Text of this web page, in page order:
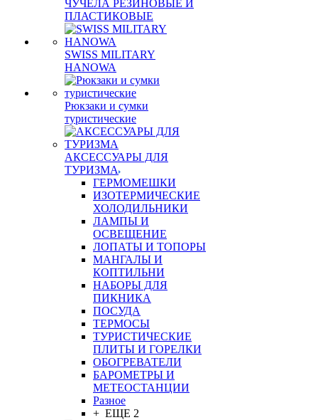
ЧУЧЕЛА РЕЗИНОВЫЕ И
ПЛАСТИКОВЫЕ
SWISS MILITARY
HANOWA
Рюкзаки и сумки
туристические
АКСЕССУАРЫ ДЛЯ
ТУРИЗМА
ГЕРМОМЕШКИ
ИЗОТЕРМИЧЕСКИЕ
ХОЛОДИЛЬНИКИ
ЛАМПЫ И
ОСВЕЩЕНИЕ
ЛОПАТЫ И ТОПОРЫ
МАНГАЛЫ И
КОПТИЛЬНИ
НАБОРЫ ДЛЯ
ПИКНИКА
ПОСУДА
ТЕРМОСЫ
ТУРИСТИЧЕСКИЕ
ПЛИТЫ И ГОРЕЛКИ
ОБОГРЕВАТЕЛИ
БАРОМЕТРЫ И
МЕТЕОСТАНЦИИ
Разное
+ ЕЩЕ 2